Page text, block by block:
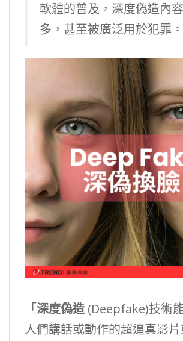
軟體的普及，深度偽造內
多，甚至被廣泛用於犯罪。
「深度偽造(Deepfake)技術
人們講話或動作的超逼真影